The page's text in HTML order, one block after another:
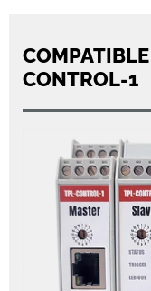
CONTROL-1